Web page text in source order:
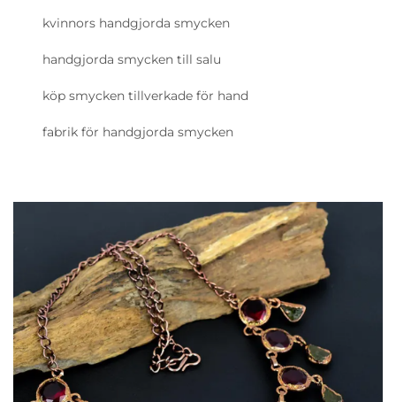
kvinnors handgjorda smycken
handgjorda smycken till salu
köp smycken tillverkade för hand
fabrik för handgjorda smycken